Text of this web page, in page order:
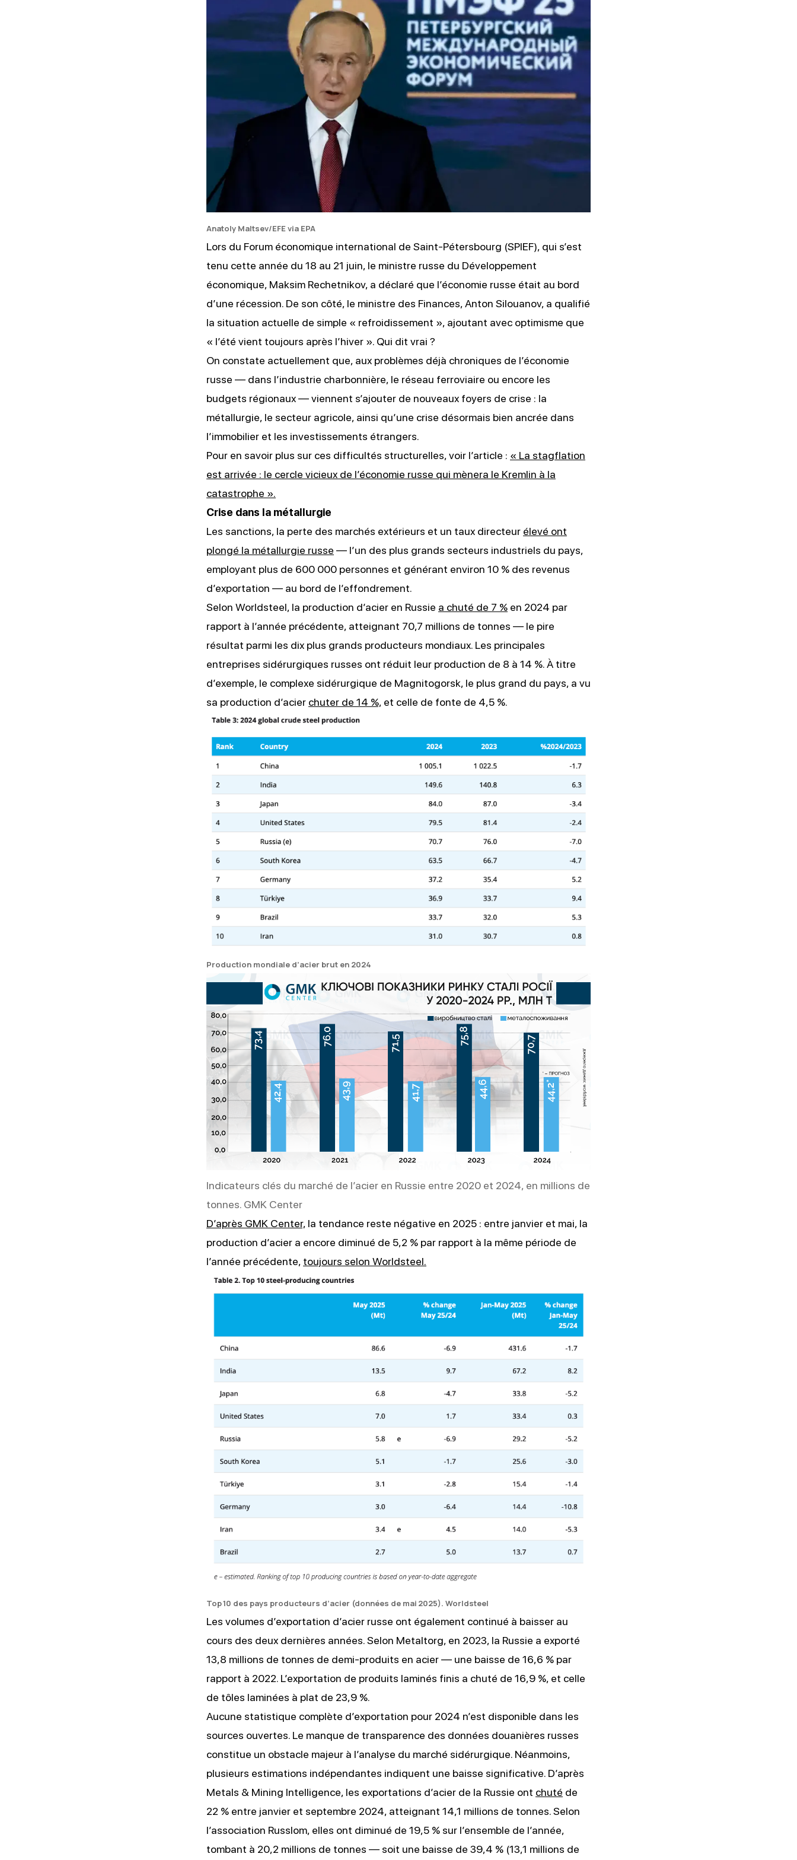
Anatoly Maltsev/EFE via EPA
Lors du Forum économique international de Saint-Pétersbourg (SPIEF), qui s’est
tenu cette année du 18 au 21 juin, le ministre russe du Développement
économique, Maksim Rechetnikov, a déclaré que l’économie russe était au bord
d’une récession. De son côté, le ministre des Finances, Anton Silouanov, a qualifié
la situation actuelle de simple « refroidissement », ajoutant avec optimisme que
« l’été vient toujours après l’hiver ». Qui dit vrai ?
On constate actuellement que, aux problèmes déjà chroniques de l’économie
russe — dans l’industrie charbonnière, le réseau ferroviaire ou encore les
budgets régionaux — viennent s’ajouter de nouveaux foyers de crise : la
métallurgie, le secteur agricole, ainsi qu’une crise désormais bien ancrée dans
l’immobilier et les investissements étrangers.
Pour en savoir plus sur ces difficultés structurelles, voir l’article : « La stagflation
est arrivée : le cercle vicieux de l’économie russe qui mènera le Kremlin à la
catastrophe ».
Crise dans la métallurgie
Les sanctions, la perte des marchés extérieurs et un taux directeur élevé ont
plongé la métallurgie russe — l’un des plus grands secteurs industriels du pays,
employant plus de 600 000 personnes et générant environ 10 % des revenus
d’exportation — au bord de l’effondrement.
Selon Worldsteel, la production d’acier en Russie a chuté de 7 % en 2024 par
rapport à l’année précédente, atteignant 70,7 millions de tonnes — le pire
résultat parmi les dix plus grands producteurs mondiaux. Les principales
entreprises sidérurgiques russes ont réduit leur production de 8 à 14 %. À titre
d’exemple, le complexe sidérurgique de Magnitogorsk, le plus grand du pays, a vu
sa production d’acier chuter de 14 %, et celle de fonte de 4,5 %.
Production mondiale d’acier brut en 2024
Indicateurs clés du marché de l’acier en Russie entre 2020 et 2024, en millions de
tonnes. GMK Center
D’après GMK Center, la tendance reste négative en 2025 : entre janvier et mai, la
production d’acier a encore diminué de 5,2 % par rapport à la même période de
l’année précédente, toujours selon Worldsteel.
Top 10 des pays producteurs d’acier (données de mai 2025). Worldsteel
Les volumes d’exportation d’acier russe ont également continué à baisser au
cours des deux dernières années. Selon Metaltorg, en 2023, la Russie a exporté
13,8 millions de tonnes de demi-produits en acier — une baisse de 16,6 % par
rapport à 2022. L’exportation de produits laminés finis a chuté de 16,9 %, et celle
de tôles laminées à plat de 23,9 %.
Aucune statistique complète d’exportation pour 2024 n’est disponible dans les
sources ouvertes. Le manque de transparence des données douanières russes
constitue un obstacle majeur à l’analyse du marché sidérurgique. Néanmoins,
plusieurs estimations indépendantes indiquent une baisse significative. D’après
Metals & Mining Intelligence, les exportations d’acier de la Russie ont chuté de
22 % entre janvier et septembre 2024, atteignant 14,1 millions de tonnes. Selon
l’association Russlom, elles ont diminué de 19,5 % sur l’ensemble de l’année,
tombant à 20,2 millions de tonnes — soit une baisse de 39,4 % (13,1 millions de